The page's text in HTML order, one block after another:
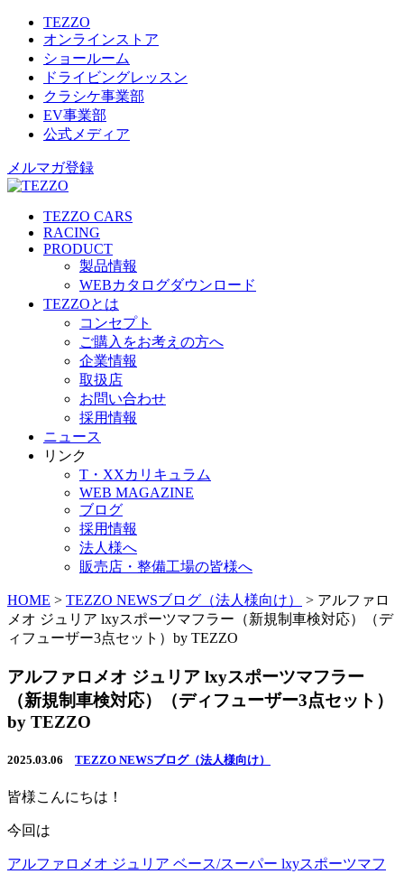
TEZZO
オンラインストア
ショールーム
ドライビングレッスン
クラシケ事業部
EV事業部
公式メディア
メルマガ登録
TEZZO CARS
RACING
PRODUCT
製品情報
WEBカタログダウンロード
TEZZOとは
コンセプト
ご購入をお考えの方へ
企業情報
取扱店
お問い合わせ
採用情報
ニュース
リンク
T・XXカリキュラム
WEB MAGAZINE
ブログ
採用情報
法人様へ
販売店・整備工場の皆様へ
HOME > TEZZO NEWSブログ（法人様向け） > アルファロ
メオ ジュリア lxyスポーツマフラー（新規制車検対応）（デ
ィフューザー3点セット）by TEZZO
アルファロメオ ジュリア lxyスポーツマフラー
（新規制車検対応）（ディフューザー3点セット）
by TEZZO
2025.03.06 TEZZO NEWSブログ（法人様向け）
皆様こんにちは！
今回は
アルファロメオ ジュリア ベース/スーパー lxyスポーツマフ